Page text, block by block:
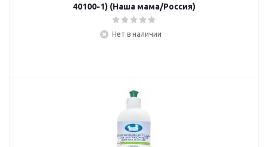
40100-1) (Наша мама/Россия)
Нет в наличии